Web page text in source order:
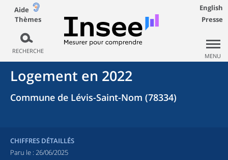
Aide
Thèmes
RECHERCHE
English
Presse
MENU
Logement en 2022
Commune de Lévis-Saint-Nom (78334)
CHIFFRES DÉTAILLÉS
Paru le : 26/06/2025